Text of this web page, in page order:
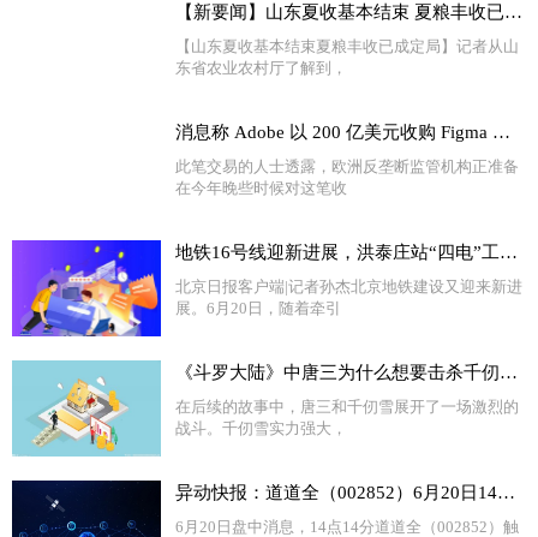
【新要闻】山东夏收基本结束 夏粮丰收已成定局
【山东夏收基本结束夏粮丰收已成定局】记者从山
东省农业农村厅了解到，
消息称 Adobe 以 200 亿美元收购 Figma 的交易将面临欧盟调查
此笔交易的人士透露，欧洲反垄断监管机构正准备
在今年晚些时候对这笔收
地铁16号线迎新进展，洪泰庄站“四电”工程今日开工
北京日报客户端|记者孙杰北京地铁建设又迎来新进
展。6月20日，随着牵引
《斗罗大陆》中唐三为什么想要击杀千仞雪?
在后续的故事中，唐三和千仞雪展开了一场激烈的
战斗。千仞雪实力强大，
异动快报：道道全（002852）6月20日14点14分触及跌停板_环球热讯
6月20日盘中消息，14点14分道道全（002852）触